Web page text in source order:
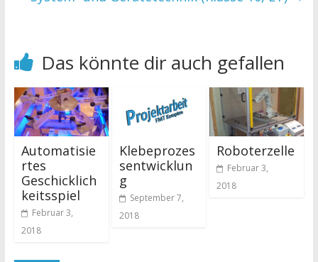
Das könnte dir auch gefallen
Automatisie
rtes
Geschicklich
keitsspiel
Februar 3,
2018
Klebeprozes
sentwicklun
g
September 7,
2018
Roboterzelle
Februar 3,
2018